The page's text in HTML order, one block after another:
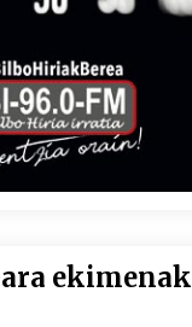
ekimenak